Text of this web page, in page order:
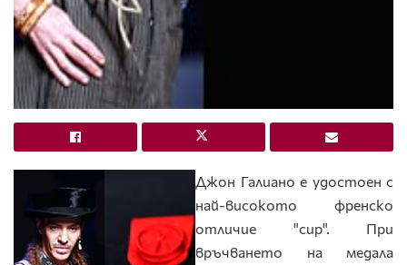
Джон Галиано е удостоен с
най-високото френско
отличие "сир". При
връчването на медала